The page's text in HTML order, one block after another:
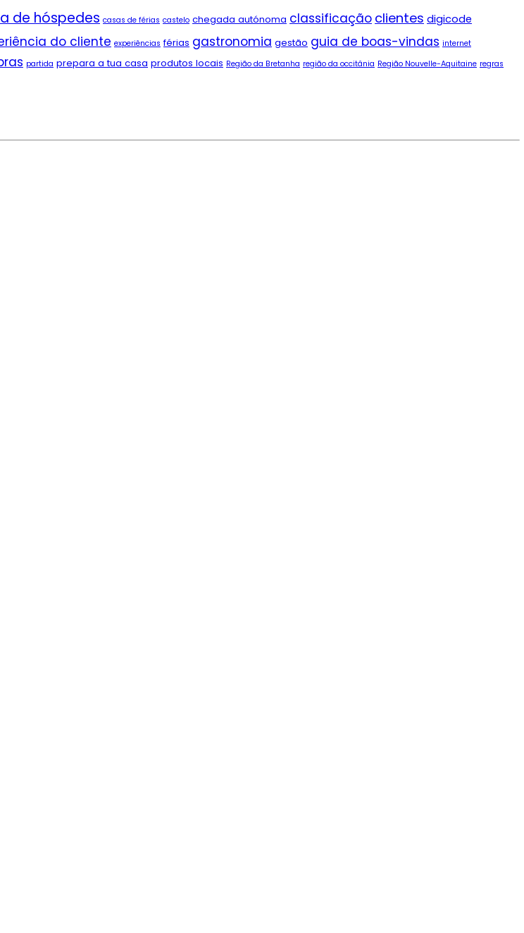
de hóspedes casas de férias castelo chegada autónoma classificação clientes digicode
do cliente experiências férias gastronomia gestão guia de boas-vindas internet
partida prepara a tua casa produtos locais Região da Bretanha região da occitânia Região Nouvelle-Aquitaine regras